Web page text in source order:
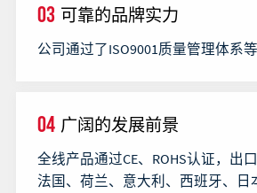
03 可靠的品牌实力
公司通过了ISO9001质量管理体系等
04 广阔的发展前景
全线产品通过CE、ROHS认证，出
法国、荷兰、意大利、西班牙、日